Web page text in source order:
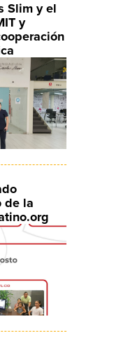
Slim y el
y
de la